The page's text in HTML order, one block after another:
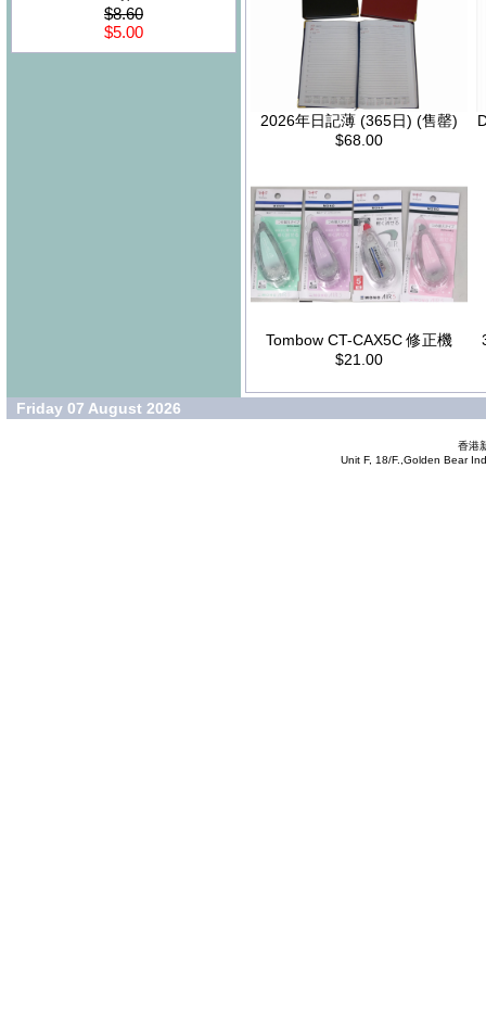
$8.60
$5.00
2026年日記薄 (365日) (售罄)
$68.00
Tombow CT-CAX5C 修正機
$21.00
Friday 07 August 2026
香港
Unit F, 18/F.,Golden Bear